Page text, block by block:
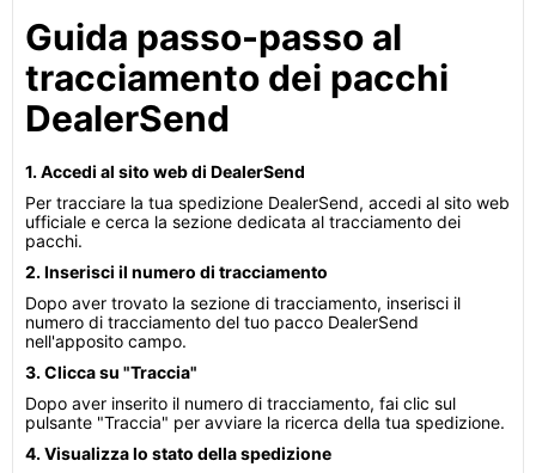
Guida passo-passo al
tracciamento dei pacchi
DealerSend
1. Accedi al sito web di DealerSend
Per tracciare la tua spedizione DealerSend, accedi al sito web
ufficiale e cerca la sezione dedicata al tracciamento dei
pacchi.
2. Inserisci il numero di tracciamento
Dopo aver trovato la sezione di tracciamento, inserisci il
numero di tracciamento del tuo pacco DealerSend
nell'apposito campo.
3. Clicca su "Traccia"
Dopo aver inserito il numero di tracciamento, fai clic sul
pulsante "Traccia" per avviare la ricerca della tua spedizione.
4. Visualizza lo stato della spedizione